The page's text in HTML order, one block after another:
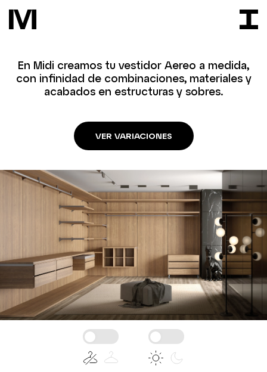
En Midi creamos tu vestidor Aereo a medida,
con infinidad de combinaciones, materiales y
acabados en estructuras y sobres.
VER VARIACIONES